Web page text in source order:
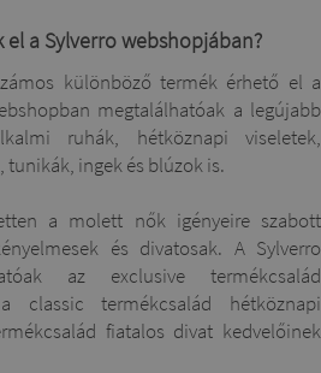
a Sylverro webshopjában?
különböző termék érhető el a
megtalálhatóak a legújabb
ruhák, hétköznapi viseletek,
tunikák, ingek és blúzok is.
a molett nők igényeire szabott
és divatosak. A Sylverro
az exclusive termékcsalád
classic termékcsalád hétköznapi
fiatalos divat kedvelőinek